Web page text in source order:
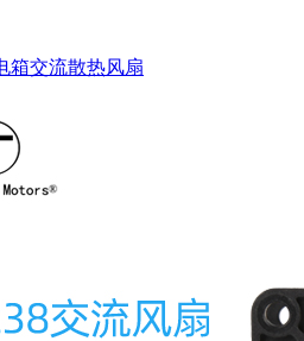
箱交流散热风扇